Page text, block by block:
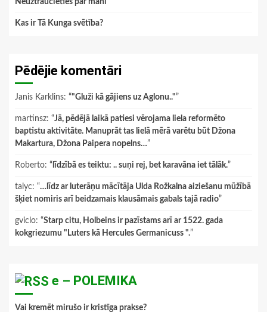
Kas ir Tā Kunga svētība?
Pēdējie komentāri
Janis Karklins: “"Gluži kā gājiens uz Aglonu.."”
martinsz: “Jā, pēdējā laikā patiesi vērojama liela reformēto
baptistu aktivitāte. Manuprāt tas lielā mērā varētu būt Džona
Makartura, Džona Paipera nopelns…”
Roberto: “ līdzībā es teiktu: .. suņi rej, bet karavāna iet tālāk.”
talyc: “…līdz ar luterāņu mācītāja Ulda Rožkalna aiziešanu mūžībā
šķiet nomiris arī beidzamais klausāmais gabals tajā radio”
gviclo: “Starp citu, Holbeins ir pazīstams arī ar 1522. gada
kokgriezumu "Luters kā Hercules Germanicuss ".”
e – POLEMIKA
Vai kremēt mirušo ir kristīga prakse?